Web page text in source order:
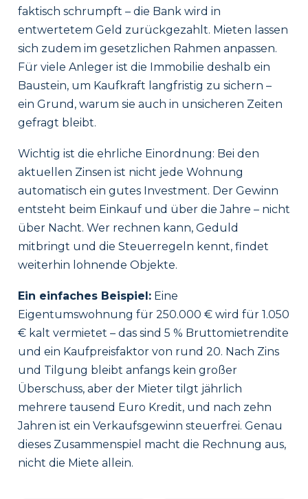
faktisch schrumpft – die Bank wird in
entwertetem Geld zurückgezahlt. Mieten lassen
sich zudem im gesetzlichen Rahmen anpassen.
Für viele Anleger ist die Immobilie deshalb ein
Baustein, um Kaufkraft langfristig zu sichern –
ein Grund, warum sie auch in unsicheren Zeiten
gefragt bleibt.
Wichtig ist die ehrliche Einordnung: Bei den
aktuellen Zinsen ist nicht jede Wohnung
automatisch ein gutes Investment. Der Gewinn
entsteht beim Einkauf und über die Jahre – nicht
über Nacht. Wer rechnen kann, Geduld
mitbringt und die Steuerregeln kennt, findet
weiterhin lohnende Objekte.
Ein einfaches Beispiel: Eine
Eigentumswohnung für 250.000 € wird für 1.050
€ kalt vermietet – das sind 5 % Bruttomietrendite
und ein Kaufpreisfaktor von rund 20. Nach Zins
und Tilgung bleibt anfangs kein großer
Überschuss, aber der Mieter tilgt jährlich
mehrere tausend Euro Kredit, und nach zehn
Jahren ist ein Verkaufsgewinn steuerfrei. Genau
dieses Zusammenspiel macht die Rechnung aus,
nicht die Miete allein.